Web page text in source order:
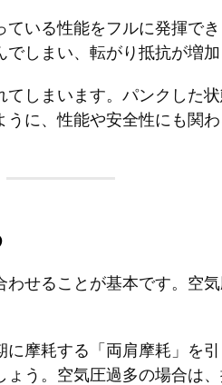
いる性能をフルに発揮で
しまい、転がり抵抗が増加
しまいます。パンクした
に、性能や安全性にも関
せることが基本です。空
摩耗する「両肩摩耗」を
う。空気圧過多の場合は